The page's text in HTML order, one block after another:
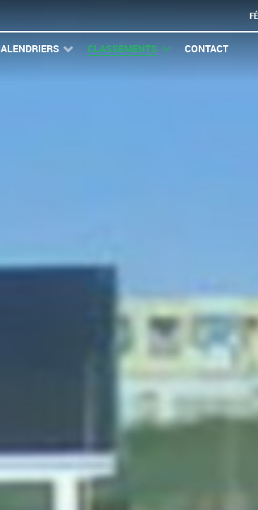
CLASSEMENTS CONTACT